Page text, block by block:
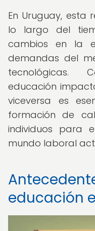
En Uruguay, esta
lo largo del
cambios en la
demandas del
tecnológicas.
educación
viceversa es
formación de
individuos para
mundo laboral
educación